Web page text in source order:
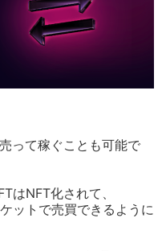
って稼ぐことも可能で
はNFT化されて、
ットで売買できるように